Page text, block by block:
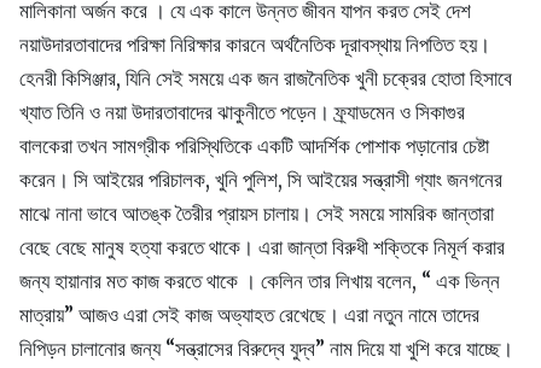
মালিকানা অর্জন করে । যে এক কালে উন্নত জীবন যাপন করত সেই দেশ
নয়াউদারতাবাদের পরিক্ষা নিরিক্ষার কারনে অর্থনৈতিক দূরাবস্থায় নিপতিত হয়।
হেনরী কিসিঞ্জার, যিনি সেই সময়ে এক জন রাজনৈতিক খুনী চক্রের হোতা হিসাবে
খ্যাত তিনি ও নয়া উদারতাবাদের ঝাকুনীতে পড়েন। ফ্র্যাডমেন ও সিকাগুর
বালকেরা তখন সামগ্রীক পরিস্থিতিকে একটি আদর্শিক পোশাক পড়ানোর চেষ্টা
করেন। সি আইয়ের পরিচালক, খুনি পুলিশ, সি আইয়ের সন্ত্রাসী গ্যাং জনগনের
মাঝে নানা ভাবে আতঙ্ক তৈরীর প্রায়স চালায়। সেই সময়ে সামরিক জান্তারা
বেছে বেছে মানুষ হত্যা করতে থাকে। এরা জান্তা বিরুধী শক্তিকে নিমূর্ল করার
জন্য হায়ানার মত কাজ করতে থাকে । কেলিন তার লিখায় বলেন, “ এক ভিন্ন
মাত্রায়” আজও এরা সেই কাজ অভ্যাহত রেখেছে। এরা নতুন নামে তাদের
নিপিড়ন চালানোর জন্য “সন্ত্রাসের বিরুদ্বে যুদ্ব” নাম দিয়ে যা খুশি করে যাচ্ছে।